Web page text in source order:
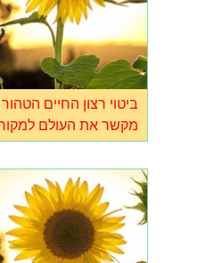
ביטוי רצון החיים
מקשר את העולם למקור